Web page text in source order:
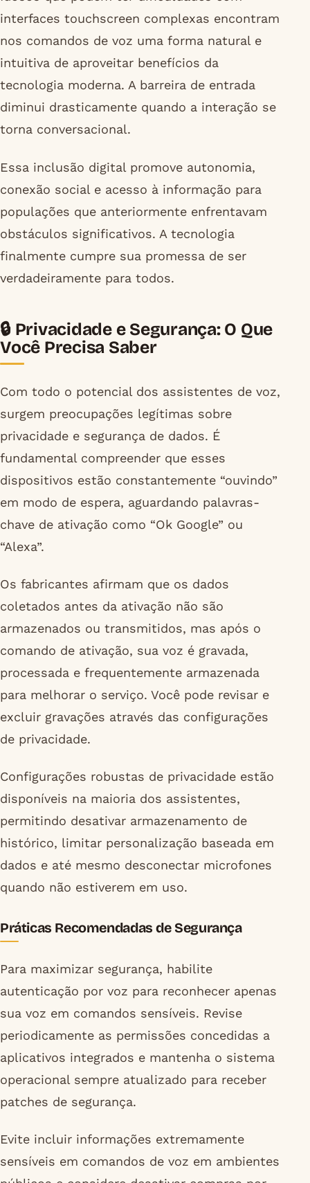
interfaces touchscreen complexas encontram
nos comandos de voz uma forma natural e
intuitiva de aproveitar benefícios da
tecnologia moderna. A barreira de entrada
diminui drasticamente quando a interação se
torna conversacional.
Essa inclusão digital promove autonomia,
conexão social e acesso à informação para
populações que anteriormente enfrentavam
obstáculos significativos. A tecnologia
finalmente cumpre sua promessa de ser
verdadeiramente para todos.
🔒 Privacidade e Segurança: O Que
Você Precisa Saber
Com todo o potencial dos assistentes de voz,
surgem preocupações legítimas sobre
privacidade e segurança de dados. É
fundamental compreender que esses
dispositivos estão constantemente “ouvindo”
em modo de espera, aguardando palavras-
chave de ativação como “Ok Google” ou
“Alexa”.
Os fabricantes afirmam que os dados
coletados antes da ativação não são
armazenados ou transmitidos, mas após o
comando de ativação, sua voz é gravada,
processada e frequentemente armazenada
para melhorar o serviço. Você pode revisar e
excluir gravações através das configurações
de privacidade.
Configurações robustas de privacidade estão
disponíveis na maioria dos assistentes,
permitindo desativar armazenamento de
histórico, limitar personalização baseada em
dados e até mesmo desconectar microfones
quando não estiverem em uso.
Práticas Recomendadas de Segurança
Para maximizar segurança, habilite
autenticação por voz para reconhecer apenas
sua voz em comandos sensíveis. Revise
periodicamente as permissões concedidas a
aplicativos integrados e mantenha o sistema
operacional sempre atualizado para receber
patches de segurança.
Evite incluir informações extremamente
sensíveis em comandos de voz em ambientes